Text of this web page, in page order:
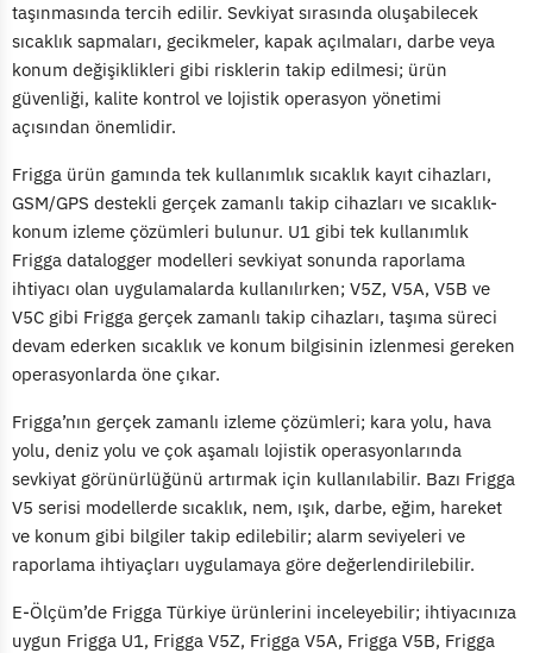
taşınmasında tercih edilir. Sevkiyat sırasında oluşabilecek
sıcaklık sapmaları, gecikmeler, kapak açılmaları, darbe veya
konum değişiklikleri gibi risklerin takip edilmesi; ürün
güvenliği, kalite kontrol ve lojistik operasyon yönetimi
açısından önemlidir.
Frigga ürün gamında tek kullanımlık sıcaklık kayıt cihazları,
GSM/GPS destekli gerçek zamanlı takip cihazları ve sıcaklık-
konum izleme çözümleri bulunur. U1 gibi tek kullanımlık
Frigga datalogger modelleri sevkiyat sonunda raporlama
ihtiyacı olan uygulamalarda kullanılırken; V5Z, V5A, V5B ve
V5C gibi Frigga gerçek zamanlı takip cihazları, taşıma süreci
devam ederken sıcaklık ve konum bilgisinin izlenmesi gereken
operasyonlarda öne çıkar.
Frigga’nın gerçek zamanlı izleme çözümleri; kara yolu, hava
yolu, deniz yolu ve çok aşamalı lojistik operasyonlarında
sevkiyat görünürlüğünü artırmak için kullanılabilir. Bazı Frigga
V5 serisi modellerde sıcaklık, nem, ışık, darbe, eğim, hareket
ve konum gibi bilgiler takip edilebilir; alarm seviyeleri ve
raporlama ihtiyaçları uygulamaya göre değerlendirilebilir.
E-Ölçüm’de Frigga Türkiye ürünlerini inceleyebilir; ihtiyacınıza
uygun Frigga U1, Frigga V5Z, Frigga V5A, Frigga V5B, Frigga